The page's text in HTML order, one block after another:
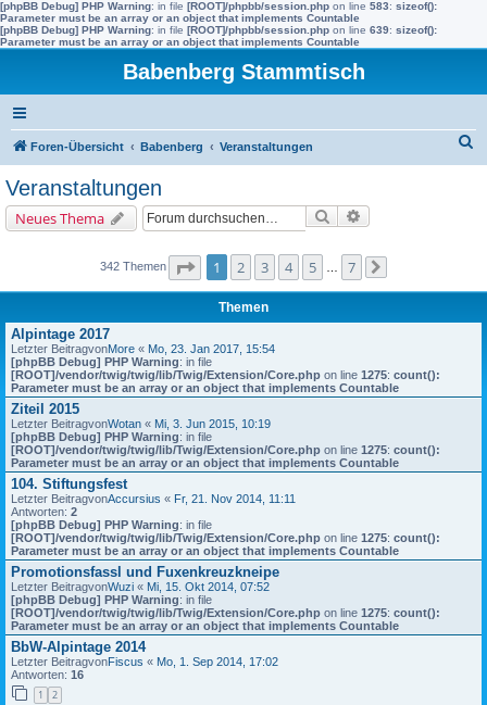
[phpBB Debug] PHP Warning: in file [ROOT]/phpbb/session.php on line 583: sizeof():
Parameter must be an array or an object that implements Countable
[phpBB Debug] PHP Warning: in file [ROOT]/phpbb/session.php on line 639: sizeof():
Parameter must be an array or an object that implements Countable
Babenberg Stammtisch
Foren-Übersicht Babenberg Veranstaltungen
Veranstaltungen
Neues Thema Suche
342 Themen Seite von
1 2 3 4 5 7
Themen
Alpintage 2017
Letzter BeitragvonMore « Mo, 23. Jan 2017, 15:54
[phpBB Debug] PHP Warning: in file
[ROOT]/vendor/twig/twig/lib/Twig/Extension/Core.php on line 1275: count():
Parameter must be an array or an object that implements Countable
Ziteil 2015
Letzter BeitragvonWotan « Mi, 3. Jun 2015, 10:19
[phpBB Debug] PHP Warning: in file
[ROOT]/vendor/twig/twig/lib/Twig/Extension/Core.php on line 1275: count():
Parameter must be an array or an object that implements Countable
104. Stiftungsfest
Letzter BeitragvonAccursius « Fr, 21. Nov 2014, 11:11
Antworten: 2
[phpBB Debug] PHP Warning: in file
[ROOT]/vendor/twig/twig/lib/Twig/Extension/Core.php on line 1275: count():
Parameter must be an array or an object that implements Countable
Promotionsfassl und Fuxenkreuzkneipe
Letzter BeitragvonWuzi « Mi, 15. Okt 2014, 07:52
[phpBB Debug] PHP Warning: in file
[ROOT]/vendor/twig/twig/lib/Twig/Extension/Core.php on line 1275: count():
Parameter must be an array or an object that implements Countable
BbW-Alpintage 2014
Letzter BeitragvonFiscus « Mo, 1. Sep 2014, 17:02
Antworten: 16
1 2